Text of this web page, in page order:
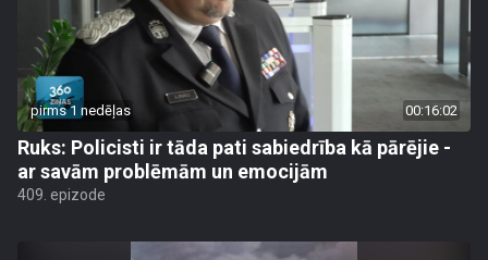
pirms 1 nedēļas 00:16:02
Ruks: Policisti ir tāda pati sabiedrība kā pārējie -
ar savām problēmām un emocijām
409. epizode